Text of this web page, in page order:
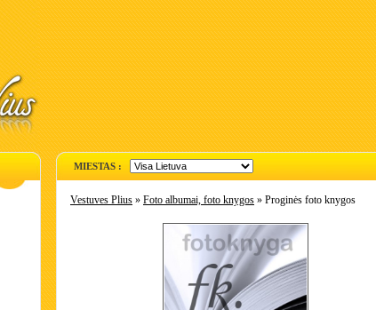
MIESTAS :
Vestuves Plius » Foto albumai, foto knygos » Proginės foto knygos